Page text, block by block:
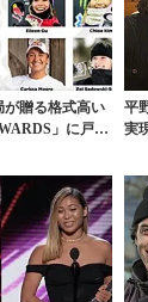
が贈る格式高い
」に戸塚
平
実